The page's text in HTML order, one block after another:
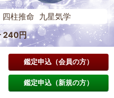
柱推命 九星気学
240円
鑑定申込（会員の方）
鑑定申込（新規の方）